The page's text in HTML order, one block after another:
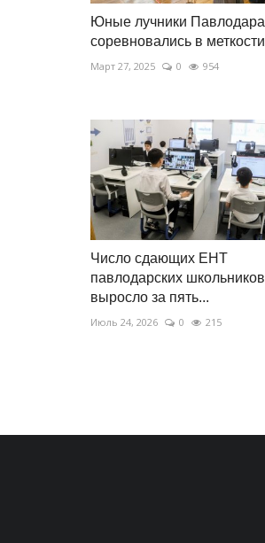
Юные лучники Павлодара
соревновались в меткости
Март 27, 2025 0 954
Число сдающих ЕНТ
павлодарских школьников
выросло за пять...
Июль 24, 2026 0 215